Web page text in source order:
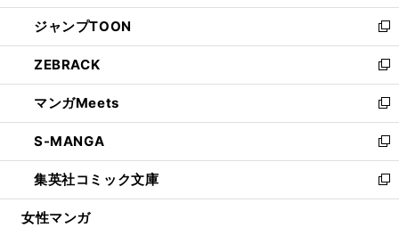
開
く
ウ
で
開
く
ン
ド
ウ
で
開
く
ウ
ィ
ン
ド
ウ
で
開
く
し
い
ウ
ィ
ン
ド
ウ
で
開
く
ジャンプTOON
新
し
い
ウ
ィ
ン
ド
ウ
で
開
ZEBRACK
新
し
い
ウ
ィ
ン
ド
ウ
マンガMeets
新
し
い
ウ
ィ
ン
S-MANGA
新
し
い
ウ
集英社コミック文庫
新
し
女性マンガ